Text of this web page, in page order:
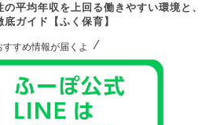
平均年収を上回る働きやすい環境と、
ガイド【ふく保育】
すすめ情報が届くよ